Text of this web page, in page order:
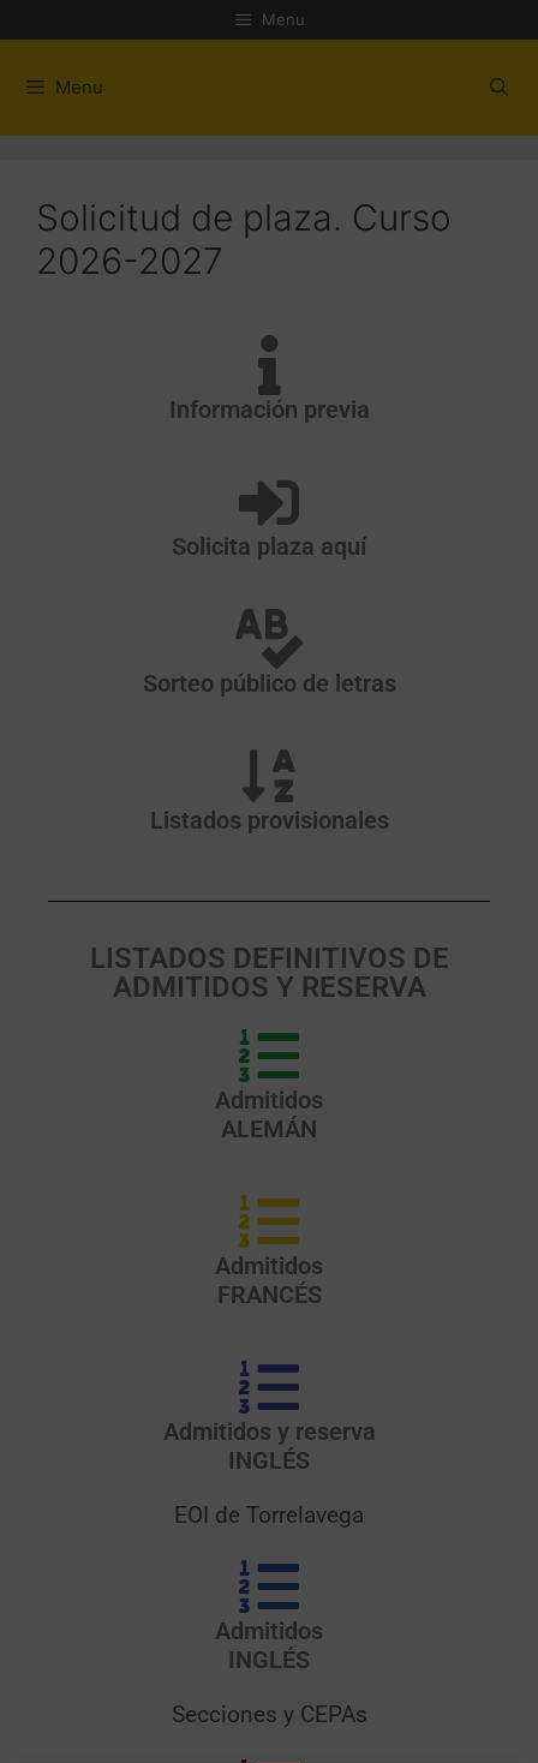
Menu
Menu
Solicitud de plaza. Curso
2026-2027
Información previa
Solicita plaza aquí
Sorteo público de letras
Listados provisionales
LISTADOS DEFINITIVOS DE
ADMITIDOS Y RESERVA
Admitidos
ALEMÁN
Admitidos
FRANCÉS
Admitidos y reserva
INGLÉS
EOI de Torrelavega
Admitidos
INGLÉS
Secciones y CEPAs